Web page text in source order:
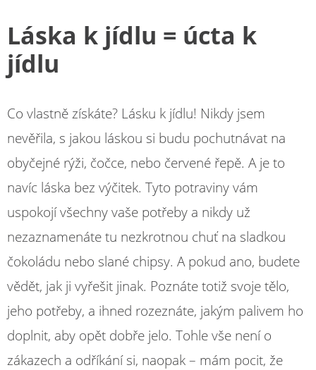
Láska k jídlu = úcta k
jídlu
Co vlastně získáte? Lásku k jídlu! Nikdy jsem
nevěřila, s jakou láskou si budu pochutnávat na
obyčejné rýži, čočce, nebo červené řepě. A je to
navíc láska bez výčitek. Tyto potraviny vám
uspokojí všechny vaše potřeby a nikdy už
nezaznamenáte tu nezkrotnou chuť na sladkou
čokoládu nebo slané chipsy. A pokud ano, budete
vědět, jak ji vyřešit jinak. Poznáte totiž svoje tělo,
jeho potřeby, a ihned rozeznáte, jakým palivem ho
doplnit, aby opět dobře jelo. Tohle vše není o
zákazech a odříkání si, naopak – mám pocit, že